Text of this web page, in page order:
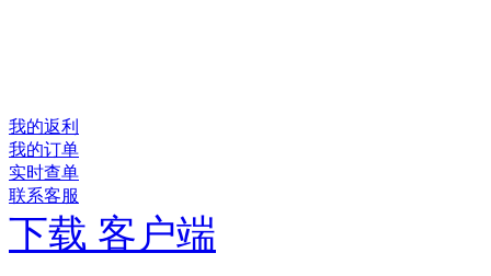
我的返利
我的订单
实时查单
联系客服
下载 客户端